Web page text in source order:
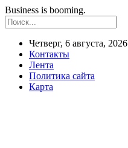
Business is booming.
Четверг, 6 августа, 2026
Контакты
Лента
Политика сайта
Карта